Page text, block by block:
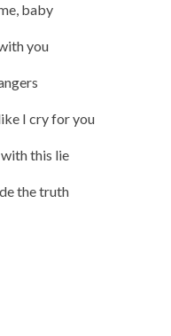
baby
you
I cry for you
this lie
the truth